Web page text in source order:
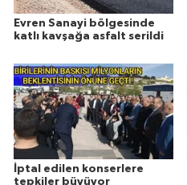
Evren Sanayi bölgesinde
katlı kavşağa asfalt serildi
İptal edilen konserlere
tepkiler büyüyor